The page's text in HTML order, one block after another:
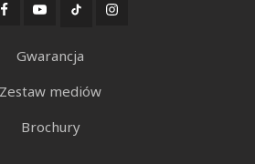
Gwarancja
Zestaw mediów
Brochury